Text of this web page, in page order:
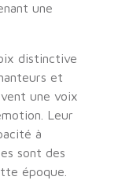
une
distinctive
et
une voix
Leur
à
sont des
époque.